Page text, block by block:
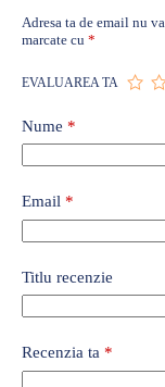
Adresa ta de email nu
marcate cu *
EVALUAREA TA
Nume *
Email *
Titlu recenzie
Recenzia ta *